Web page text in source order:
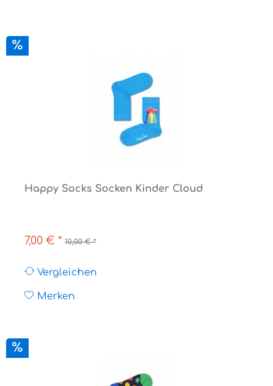
Happy Socks Socken Kinder Cloud
7,00 € * 10,00 € *
Vergleichen
Merken